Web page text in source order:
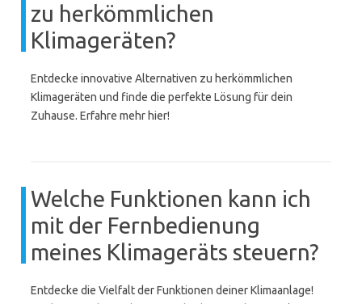
zu herkömmlichen
Klimageräten?
Entdecke innovative Alternativen zu herkömmlichen
Klimageräten und finde die perfekte Lösung für dein
Zuhause. Erfahre mehr hier!
Welche Funktionen kann ich
mit der Fernbedienung
meines Klimageräts steuern?
Entdecke die Vielfalt der Funktionen deiner Klimaanlage!